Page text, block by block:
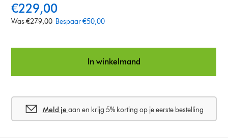
c
u
e
r
€229,00
o
n
l
r
Was €279,00 Bespaar €50,00
In winkelmand
Meld je aan en krijg 5% korting op je eerste bestelling